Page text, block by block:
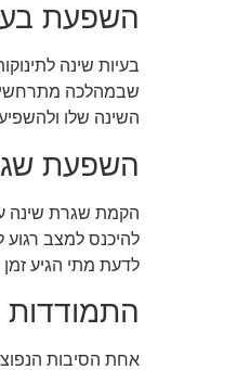
השפעת
בעיות שינה
שבמהלכה מתרחשים
השינה שלו
השפעת
הקמת שגרת שינה
להיכנס למצב רגוע
לדעת מתי הגיע
התמודדות
אחת הסיבות